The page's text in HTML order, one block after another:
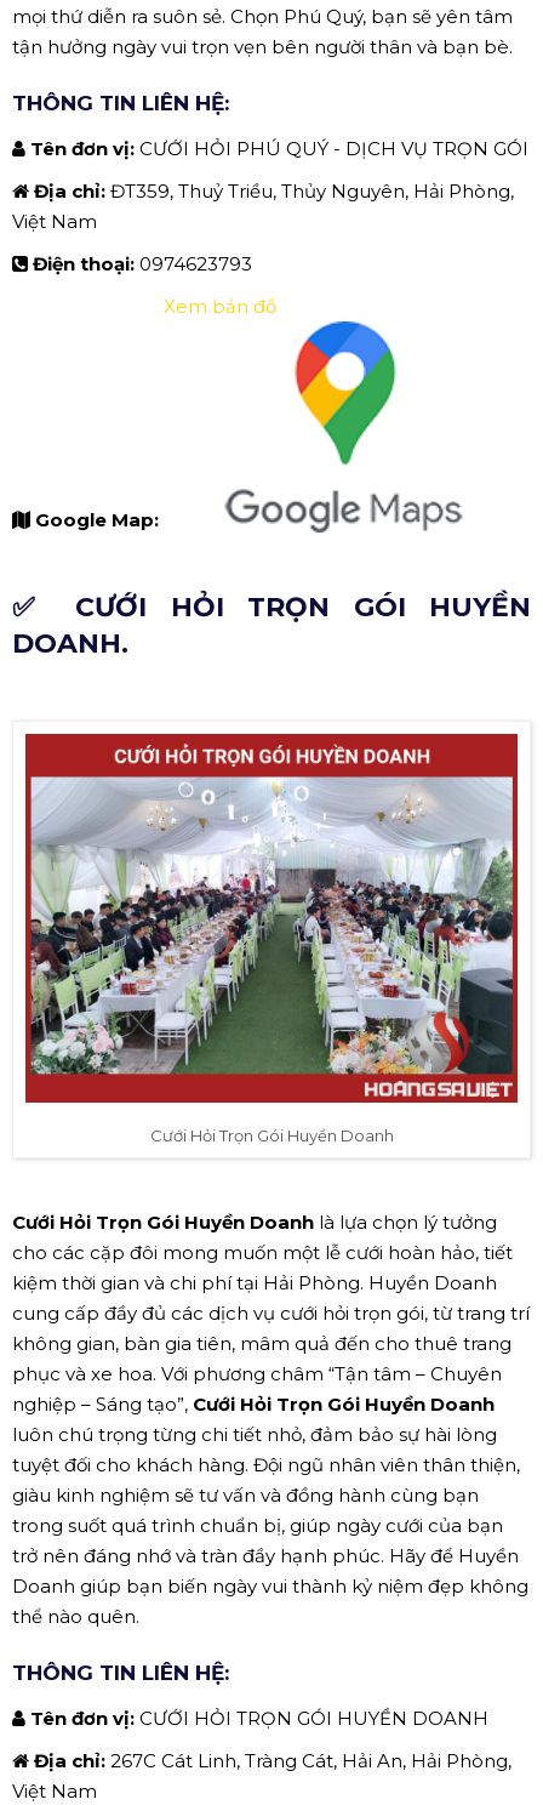
mọi thứ diễn ra suôn sẻ. Chọn Phú Quý, bạn sẽ yên tâm
tận hưởng ngày vui trọn vẹn bên người thân và bạn bè.
THÔNG TIN LIÊN HỆ:
Tên đơn vị: CƯỚI HỎI PHÚ QUÝ - DỊCH VỤ TRỌN GÓI
Địa chỉ: ĐT359, Thuỷ Triều, Thủy Nguyên, Hải Phòng,
Việt Nam
Điện thoại: 0974623793
Google Map:
Xem bản đồ
✅ CƯỚI HỎI TRỌN GÓI HUYỀN
DOANH.
Cưới Hỏi Trọn Gói Huyền Doanh
Cưới Hỏi Trọn Gói Huyền Doanh là lựa chọn lý tưởng
cho các cặp đôi mong muốn một lễ cưới hoàn hảo, tiết
kiệm thời gian và chi phí tại Hải Phòng. Huyền Doanh
cung cấp đầy đủ các dịch vụ cưới hỏi trọn gói, từ trang trí
không gian, bàn gia tiên, mâm quả đến cho thuê trang
phục và xe hoa. Với phương châm “Tận tâm – Chuyên
nghiệp – Sáng tạo”, Cưới Hỏi Trọn Gói Huyền Doanh
luôn chú trọng từng chi tiết nhỏ, đảm bảo sự hài lòng
tuyệt đối cho khách hàng. Đội ngũ nhân viên thân thiện,
giàu kinh nghiệm sẽ tư vấn và đồng hành cùng bạn
trong suốt quá trình chuẩn bị, giúp ngày cưới của bạn
trở nên đáng nhớ và tràn đầy hạnh phúc. Hãy để Huyền
Doanh giúp bạn biến ngày vui thành kỷ niệm đẹp không
thể nào quên.
THÔNG TIN LIÊN HỆ:
Tên đơn vị: CƯỚI HỎI TRỌN GÓI HUYỀN DOANH
Địa chỉ: 267C Cát Linh, Tràng Cát, Hải An, Hải Phòng,
Việt Nam